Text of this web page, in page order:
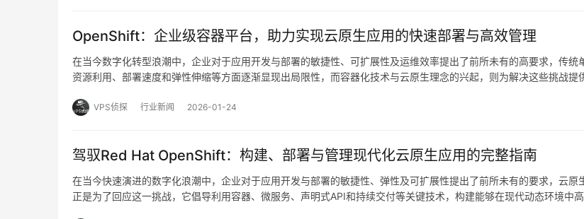
OpenShift：企业级容器平台，助力实现云原生应用的快速部署与高效管理
在当今数字化转型浪潮中，企业对于应用开发与部署的敏捷性、可扩展性及运维效率提出了前所未有的高要求，传统
资源利用、部署速度和弹性伸缩等方面逐渐显现出局限性，而容器化技术与云原生理念的兴起，则为解决这些挑战提
VPS侦探 行业新闻 2026-01-24
驾驭Red Hat OpenShift：构建、部署与管理现代化云原生应用的完整指南
在当今快速演进的数字化浪潮中，企业对于应用开发与部署的敏捷性、弹性及可扩展性提出了前所未有的要求，云原
正是为了回应这一挑战，它倡导利用容器、微服务、声明式API和持续交付等关键技术，构建能够在现代动态环境中